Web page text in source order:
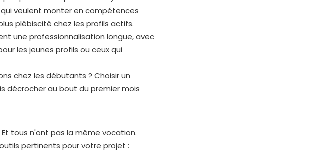
veulent monter en compétences
plébiscité chez les profils actifs.
une professionnalisation longue, avec
les jeunes profils ou ceux qui
chez les débutants ? Choisir un
décrocher au bout du premier mois
tous n'ont pas la même vocation.
pertinents pour votre projet :